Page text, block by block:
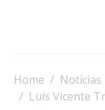
Home
Notícias
Luís Vicente